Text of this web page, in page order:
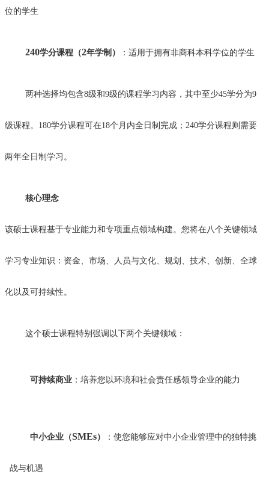
位的学生
240学分课程（2年学制） ：适用于拥有非商科本科学位的学生
两种选择均包含8级和9级的课程学习内容，其中至少45学分为9
级课程。 180学分课程可在18个月内全日制完成； 240学分课程则需要
两年全日制学习。
核心理念
该硕士课程基于专业能力和专项重点领域构建。您将在八个关键领域
学习专业知识：资金、市场、人员与文化、规划、技术、创新、全球
化以及可持续性。
这个硕士课程特别强调以下两个关键领域：
可持续商业 ：培养您以环境和社会责任感领导企业的能力
中小企业（SMEs） ：使您能够应对中小企业管理中的独特挑
战与机遇